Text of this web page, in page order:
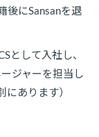
後にSansanを退
として入社し、
ジャーを担当し
あります）